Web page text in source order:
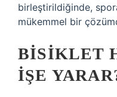
birleştirildiğinde,
mükemmel bir
BISIKLET
IŞE